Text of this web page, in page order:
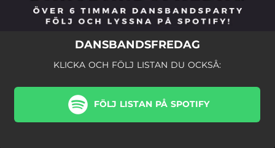
DANSBANDSFREDAG
KLICKA OCH FÖLJ LISTAN DU OCKSÅ:
FÖLJ LISTAN PÅ SPOTIFY